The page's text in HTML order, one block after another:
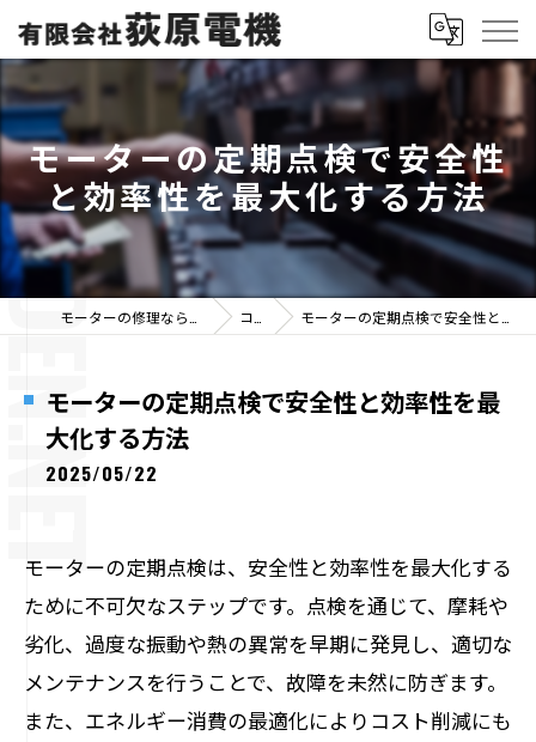
モーターの定期点検で安全性
と効率性を最大化する方法
コラム モーターの定期点検で安全性と効率性を最大化する方法
モーターの定期点検で安全性と効率性を最
大化する方法
2025/05/22
モーターの定期点検は、安全性と効率性を最大化する
ために不可欠なステップです。点検を通じて、摩耗や
劣化、過度な振動や熱の異常を早期に発見し、適切な
メンテナンスを行うことで、故障を未然に防ぎます。
また、エネルギー消費の最適化によりコスト削減にも